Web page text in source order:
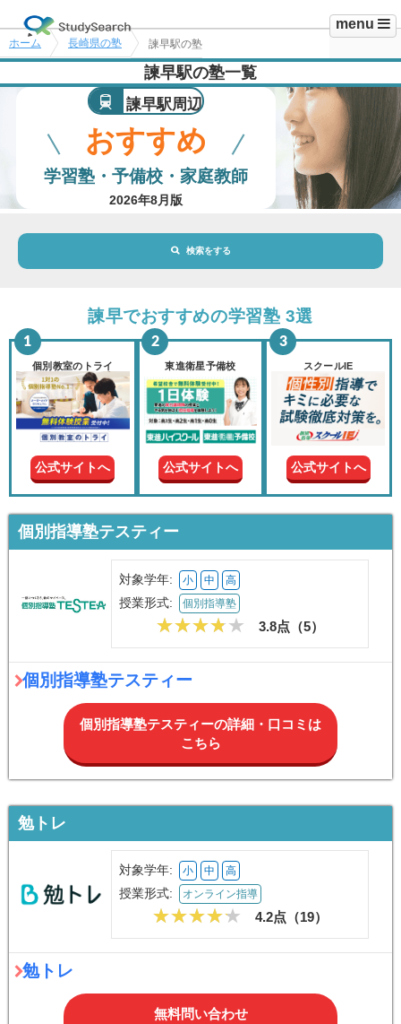
menu
ホーム 長崎県の塾 諫早駅の塾
諫早駅の塾一覧
諫早駅周辺
おすすめ
学習塾・予備校・家庭教師
2026年8月版
検索をする
地域・駅 諫早駅
選択されていません
市区町村 選択されていません 変更
現在の
学年
授業形
式
この条件で絞り込む
諫早でおすすめの学習塾 3選
個別教室のトライ
公式サイトへ
東進衛星予備校
公式サイトへ
スクールIE
公式サイトへ
個別指導塾テスティー
対象学年: 小 中 高
授業形式: 個別指導塾
3.8点（5）
個別指導塾テスティー
個別指導塾テスティーの詳細・口コミは
こちら
勉トレ
対象学年: 小 中 高
授業形式: オンライン指導
4.2点（19）
勉トレ
無料問い合わせ